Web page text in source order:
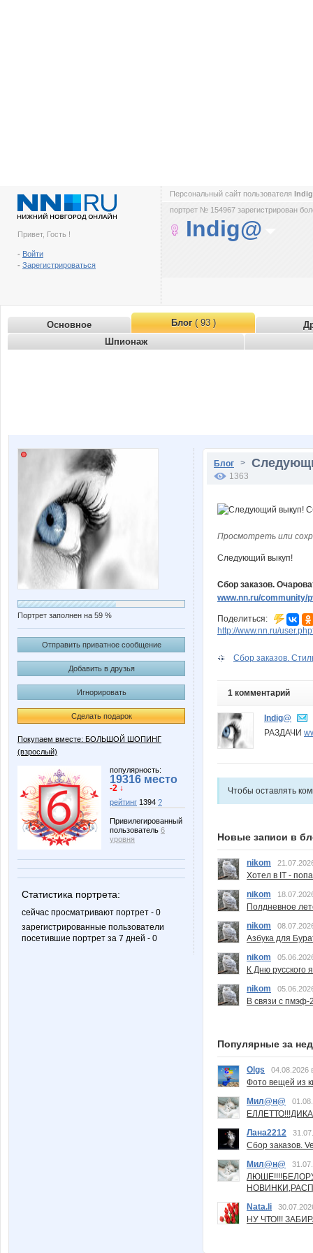
Привет, Гость !
- Войти
- Зарегистрироваться
Персональный сайт пользователя
портрет № 154967 зарегистрирован
Indig@
Основное Блог( 93 )
Шпионаж
Портрет заполнен на 59 %
Отправить приватное сообщение
Добавить в друзья
Игнорировать
Сделать подарок
Покупаем вместе: БОЛЬШОЙ ШОПИНГ
(взрослый)
популярность:
19316 место
-2 ↓
рейтинг 1394 ?
Привилегированный
пользователь 6
уровня
Статистика портрета:
сейчас просматривают портрет - 0
зарегистрированные пользователи
посетившие портрет за 7 дней - 0
Блог >
1363
Просмотреть или
Следующий выкуп!
Сбор заказов.
www.nn.ru/community/
Поделиться:
http://www.nn.ru/
Сбор заказов.
1 комментарий
Indig@
РАЗДАЧИ
Чтобы оставлять
Новые записи в
nikom
Хотел в IT -
nikom
Полдневное
nikom
Азбука для
nikom
К Дню русского
nikom
В связи с пмэф-
Популярные за
Olgs 04.08.2026
Фото вещей из
Мил@н@
Лана2212
Сбор заказов.
Мил@н@
Nata.li
НУ ЧТО!!!